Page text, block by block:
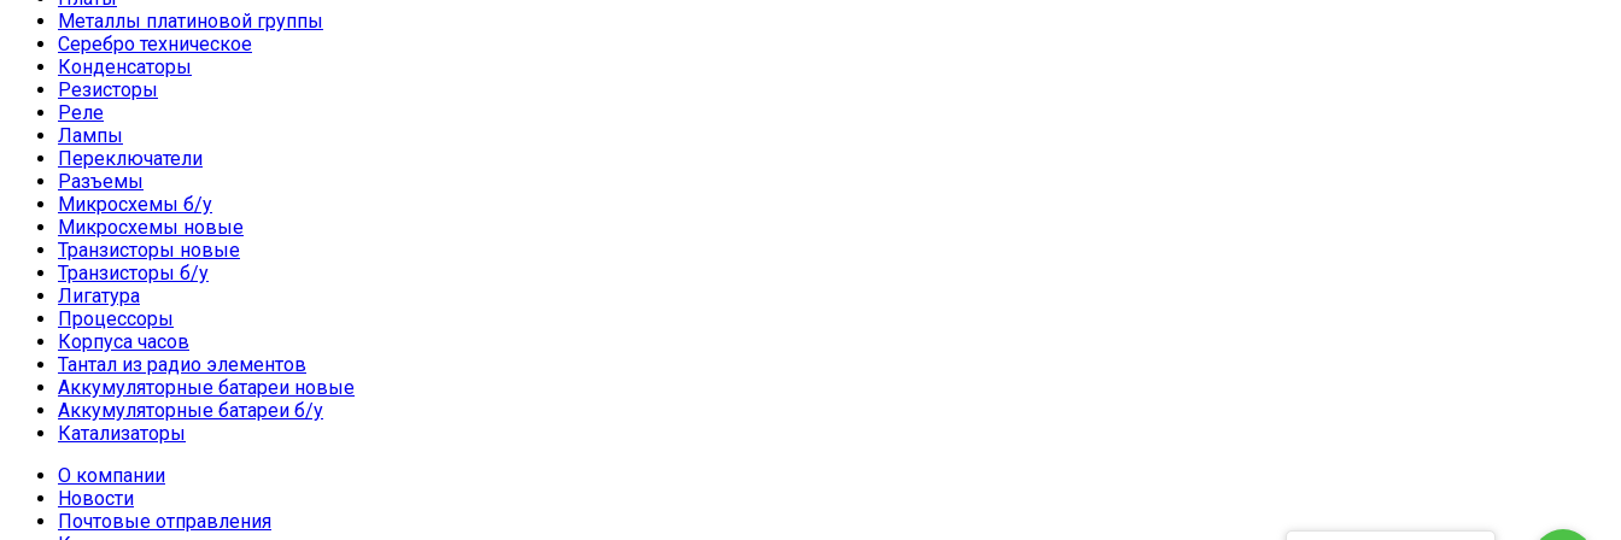
Металлы платиновой группы
Серебро техническое
Конденсаторы
Резисторы
Реле
Лампы
Переключатели
Разъемы
Микросхемы б/у
Микросхемы новые
Транзисторы новые
Транзисторы б/у
Лигатура
Процессоры
Корпуса часов
Тантал из радио элементов
Аккумуляторные батареи новые
Аккумуляторные батареи б/у
Катализаторы
О компании
Новости
Почтовые отправления